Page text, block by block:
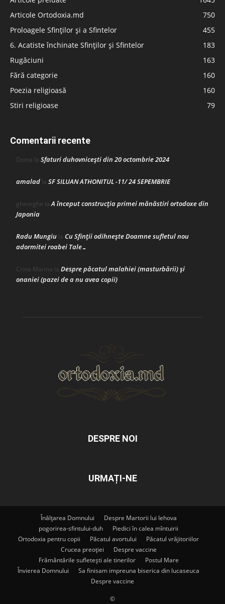
Articole Ortodoxia.md
750
Proloagele Sfinților și a Sfintelor
455
6. Acatiste închinate Sfinților și Sfintelor
183
Rugăciuni
163
Fără categorie
160
Poezia religioasă
160
Stiri religioase
79
Comentarii recente
Doina la Sfaturi duhovnicești din 20 octombrie 2024
amalad la SF SILUAN ATHONITUL -11/ 24 SEPEMBRIE
gheorghe laA început construcţia primei mănăstiri ortodoxe din
Japonia
Radu Mungiu la Cu Sfinții odihnește Doamne sufletul nou
adormitei roabei Tale…
Crina Marina la Despre păcatul malahiei (masturbării) şi
onaniei (pazei de a nu avea copii)
DESPRE NOI
URMAȚI-NE
Înălțarea Domnului
Despre Martorii lui Iehova
pogorirea-sfintului-duh
Piedici în calea mîntuirii
Ortodoxia pentru copii
Păcatul avortului
Păcatul vrăjitoriilor
Crucea preoției
Despre vaccine
Frământările sufletești ale tinerilor
Postul Mare
Învierea Domnului
Sa finisam impreuna biserica din lucaseuca
Despre vaccine
©